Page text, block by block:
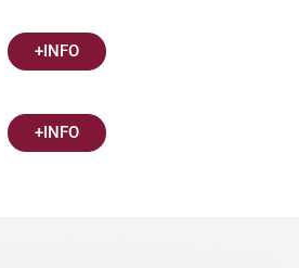
+INFO
+INFO